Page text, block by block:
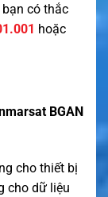
bạn có thắc
hoặc
BGAN
cho thiết bị
cho dữ liệu